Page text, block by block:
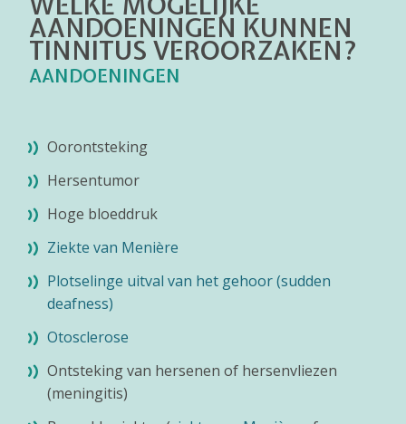
AANDOENINGEN KUNNEN
TINNITUS VEROORZAKEN?
AANDOENINGEN
Oorontsteking
Hersentumor
Hoge bloeddruk
Ziekte van Menière
Plotselinge uitval van het gehoor (sudden
deafness)
Otosclerose
Ontsteking van hersenen of hersenvliezen
(meningitis)